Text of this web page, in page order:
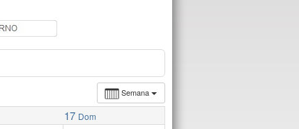
Semana
17 Dom